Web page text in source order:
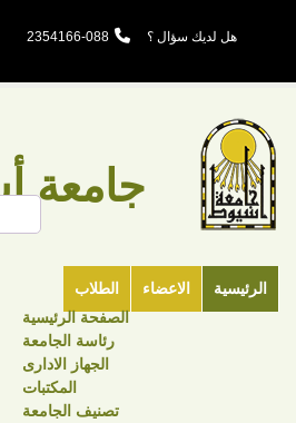
الرئيسي
هل لديك سؤال ؟ 088-2354166
جامعة
الرئيسية الاعضاء الطلاب
NAVIGATION
الصفحة الرئيسية
رئاسة الجامعة
الجهاز الادارى
المكتبات
تصنيف الجامعة